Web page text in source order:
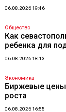
06.08.2026 19:46
Общество
Как
ребенка для
06.08.2026 18:13
Экономика
Биржевые цены
роста
06.08.2026 16:55